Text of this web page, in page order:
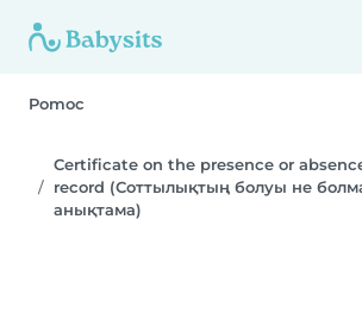
Pomoc
Certificate on the presence or
record (Соттылықтың болуы не
анықтама)